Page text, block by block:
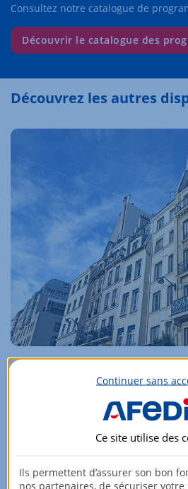
Consultez notre catalogue de
Découvrir le catalogue des
Découvrez les autres
déduire fiscalementle
Continuer sans
Ce site utilise des
Ils permettent d’assurer son bon
nos partenaires, de sécuriser votre